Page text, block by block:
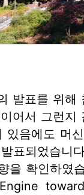
발표를 위해
어서 그런지
음에도 머
표되었습니
을 확인하였